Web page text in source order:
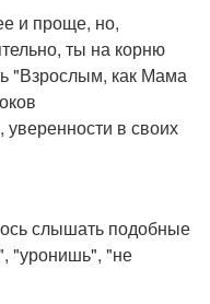
и проще, но,
ты на корню
"Взрослым, как Мама
уверенности в своих
слышать подобные
"уронишь", "не